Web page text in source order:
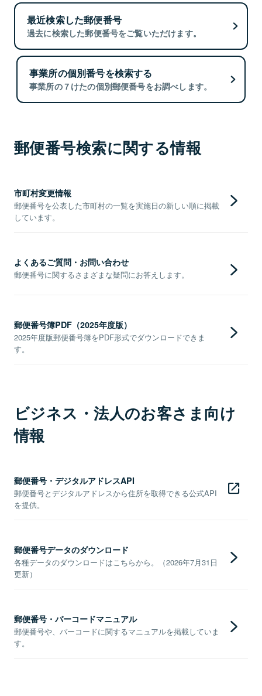
最近検索した郵便番号
過去に検索した郵便番号をご覧いただけます。
事業所の個別番号を検索する
事業所の７けたの個別郵便番号をお調べします。
郵便番号検索に関する情報
市町村変更情報
郵便番号を公表した市町村の一覧を実施日の新しい順に掲載
しています。
よくあるご質問・お問い合わせ
郵便番号に関するさまざまな疑問にお答えします。
郵便番号簿PDF（2025年度版）
2025年度版郵便番号簿をPDF形式でダウンロードできま
す。
ビジネス・法人のお客さま向け
情報
郵便番号・デジタルアドレスAPI
郵便番号とデジタルアドレスから住所を取得できる公式API
を提供。
郵便番号データのダウンロード
各種データのダウンロードはこちらから。（2026年7月31日
更新）
郵便番号・バーコードマニュアル
郵便番号や、バーコードに関するマニュアルを掲載していま
す。